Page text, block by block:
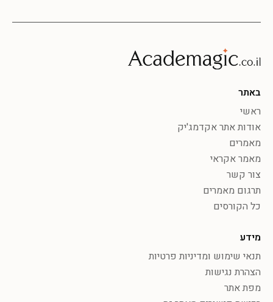
באתר
ראשי
אודות אתר אקדמג'יק
מאמרים
מאמר אקראי
צור קשר
תרגום מאמרים
כל הקורסים
מידע
תנאי שימוש ומדיניות פרטיות
הצהרת נגישות
מפת אתר